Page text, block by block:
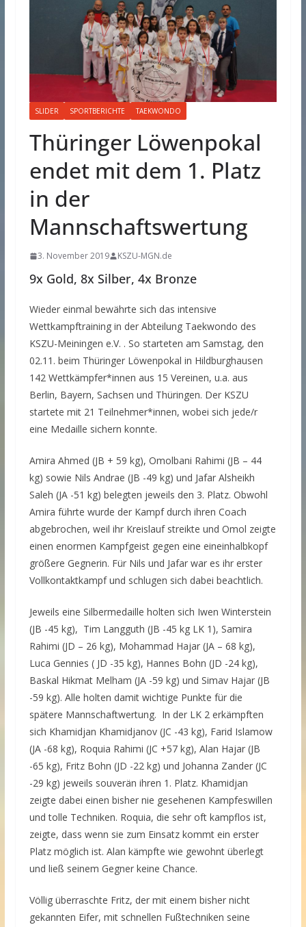
SLIDER SPORTBERICHTE TAEKWONDO
Thüringer Löwenpokal
endet mit dem 1. Platz
in der
Mannschaftswertung
3. November 2019 KSZU-MGN.de
9x Gold, 8x Silber, 4x Bronze
Wieder einmal bewährte sich das intensive
Wettkampftraining in der Abteilung Taekwondo des
KSZU-Meiningen e.V. . So starteten am Samstag, den
02.11. beim Thüringer Löwenpokal in Hildburghausen
142 Wettkämpfer*innen aus 15 Vereinen, u.a. aus
Berlin, Bayern, Sachsen und Thüringen. Der KSZU
startete mit 21 Teilnehmer*innen, wobei sich jede/r
eine Medaille sichern konnte.
Amira Ahmed (JB + 59 kg), Omolbani Rahimi (JB – 44
kg) sowie Nils Andrae (JB -49 kg) und Jafar Alsheikh
Saleh (JA -51 kg) belegten jeweils den 3. Platz. Obwohl
Amira führte wurde der Kampf durch ihren Coach
abgebrochen, weil ihr Kreislauf streikte und Omol zeigte
einen enormen Kampfgeist gegen eine eineinhalbkopf
größere Gegnerin. Für Nils und Jafar war es ihr erster
Vollkontaktkampf und schlugen sich dabei beachtlich.
Jeweils eine Silbermedaille holten sich Iwen Winterstein
(JB -45 kg), Tim Langguth (JB -45 kg LK 1), Samira
Rahimi (JD – 26 kg), Mohammad Hajar (JA – 68 kg),
Luca Gennies ( JD -35 kg), Hannes Bohn (JD -24 kg),
Baskal Hikmat Melham (JA -59 kg) und Simav Hajar (JB
-59 kg). Alle holten damit wichtige Punkte für die
spätere Mannschaftwertung. In der LK 2 erkämpften
sich Khamidjan Khamidjanov (JC -43 kg), Farid Islamow
(JA -68 kg), Roquia Rahimi (JC +57 kg), Alan Hajar (JB
-65 kg), Fritz Bohn (JD -22 kg) und Johanna Zander (JC
-29 kg) jeweils souverän ihren 1. Platz. Khamidjan
zeigte dabei einen bisher nie gesehenen Kampfeswillen
und tolle Techniken. Roquia, die sehr oft kampflos ist,
zeigte, dass wenn sie zum Einsatz kommt ein erster
Platz möglich ist. Alan kämpfte wie gewohnt überlegt
und ließ seinem Gegner keine Chance.
Völlig überraschte Fritz, der mit einem bisher nicht
gekannten Eifer, mit schnellen Fußtechniken seine